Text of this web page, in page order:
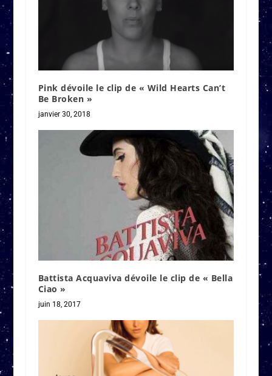
Pink dévoile le clip de « Wild Hearts Can’t
Be Broken »
janvier 30, 2018
Battista Acquaviva dévoile le clip de « Bella
Ciao »
juin 18, 2017